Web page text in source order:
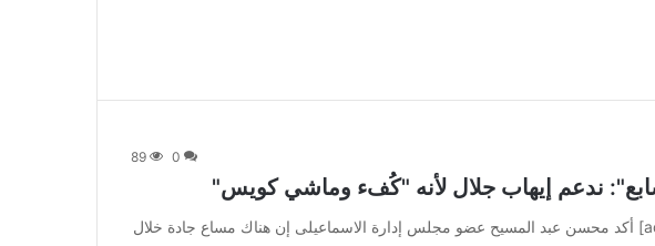
0
89
ندعم إيهاب جلال لأنه "كُفء وماشي كويس"
من صحيفة اشراق العالم 24:[ad_1] أكد محسن عبد المسيح عضو مجلس إدارة الاسماعيلى إن هناك مساع جادة خلال